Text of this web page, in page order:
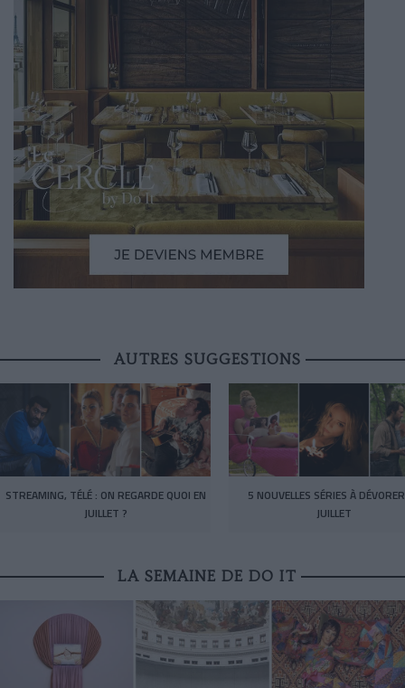
AUTRES SUGGESTIONS
STREAMING, TÉLÉ : ON REGARDE QUOI EN
JUILLET ?
5 NOUVELLES SÉRIES À
JUILLET
LA SEMAINE DE DO IT